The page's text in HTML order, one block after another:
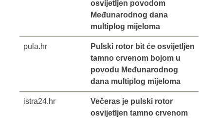
osvijetljen povodom
Međunarodnog dana
multiplog mijeloma
pula.hr
Pulski rotor bit će osvijetljen
tamno crvenom bojom u
povodu Međunarodnog
dana multiplog mijeloma
istra24.hr
Večeras je pulski rotor
osvijetljen tamno crvenom